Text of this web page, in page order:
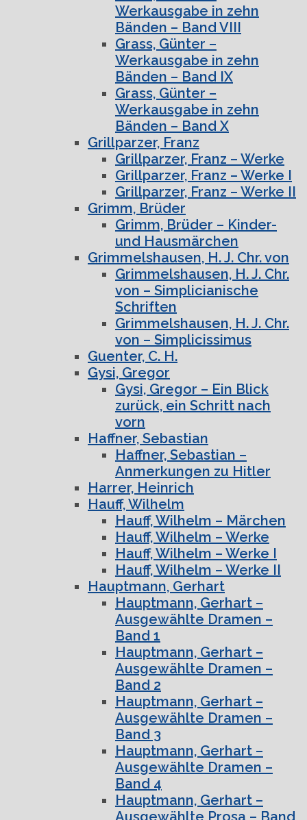
Werkausgabe in zehn
Bänden – Band VIII
Grass, Günter –
Werkausgabe in zehn
Bänden – Band IX
Grass, Günter –
Werkausgabe in zehn
Bänden – Band X
Grillparzer, Franz
Grillparzer, Franz – Werke
Grillparzer, Franz – Werke I
Grillparzer, Franz – Werke II
Grimm, Brüder
Grimm, Brüder – Kinder-
und Hausmärchen
Grimmelshausen, H. J. Chr. von
Grimmelshausen, H. J. Chr.
von – Simplicianische
Schriften
Grimmelshausen, H. J. Chr.
von – Simplicissimus
Guenter, C. H.
Gysi, Gregor
Gysi, Gregor – Ein Blick
zurück, ein Schritt nach
vorn
Haffner, Sebastian
Haffner, Sebastian –
Anmerkungen zu Hitler
Harrer, Heinrich
Hauff, Wilhelm
Hauff, Wilhelm – Märchen
Hauff, Wilhelm – Werke
Hauff, Wilhelm – Werke I
Hauff, Wilhelm – Werke II
Hauptmann, Gerhart
Hauptmann, Gerhart –
Ausgewählte Dramen –
Band 1
Hauptmann, Gerhart –
Ausgewählte Dramen –
Band 2
Hauptmann, Gerhart –
Ausgewählte Dramen –
Band 3
Hauptmann, Gerhart –
Ausgewählte Dramen –
Band 4
Hauptmann, Gerhart –
Ausgewählte Prosa – Band